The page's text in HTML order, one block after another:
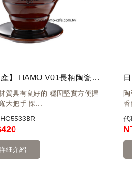
【停產】TIAMO V01長柄陶瓷咖啡濾器組 (咖啡) )附濾紙量匙
質具有良好的 穩固堅實方便握
大把手 採...
HG5533BR
細介紹
香
代